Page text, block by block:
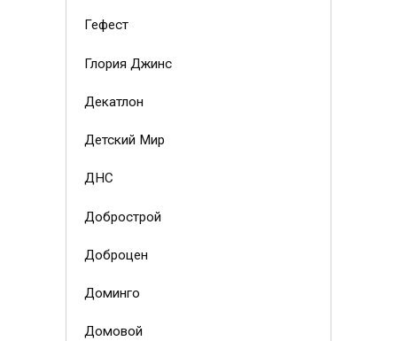
Гефест
Глория Джинс
Декатлон
Детский Мир
ДНС
Добрострой
Доброцен
Доминго
Домовой